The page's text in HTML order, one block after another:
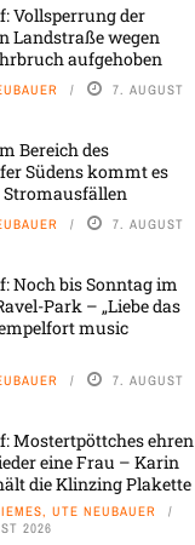
Vollsperrung der
Landstraße wegen
aufgehoben
7. AUGUST
Bereich des
Südens kommt es
7. AUGUST
Noch bis Sonntag im
Park – „Liebe das
music
7. AUGUST
Mostertpöttches ehren
eine Frau – Karin
die Klinzing Plakette
UTE NEUBAUER
2026